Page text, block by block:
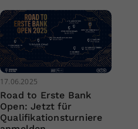
17.06.2025
Road to Erste Bank
Open: Jetzt für
Qualifikationsturniere